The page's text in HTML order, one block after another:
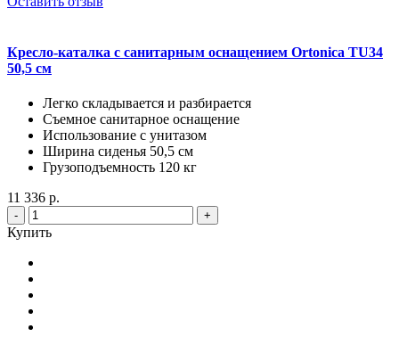
Кресло-каталка с санитарным оснащением Ortonica TU34
50,5 см
Легко складывается и разбирается
Съемное санитарное оснащение
Использование с унитазом
Ширина сиденья 50,5 см
Грузоподъемность 120 кг
11 336 р.
- +
Купить